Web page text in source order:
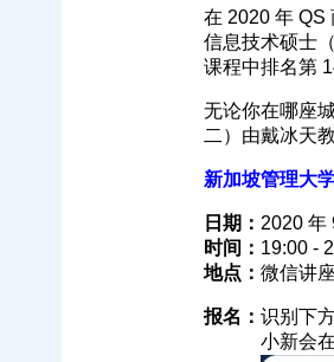
在 2020 年 QS
信息技术硕士
课程中排名第
无论你在哪座
二）由戴冰天
新加坡管理大
日期： 2020 年
时间： 19:00 -
地点： 微信讲
报名： 识别下
小新会在活